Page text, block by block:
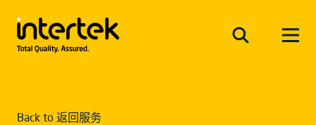
Back to 返回服务